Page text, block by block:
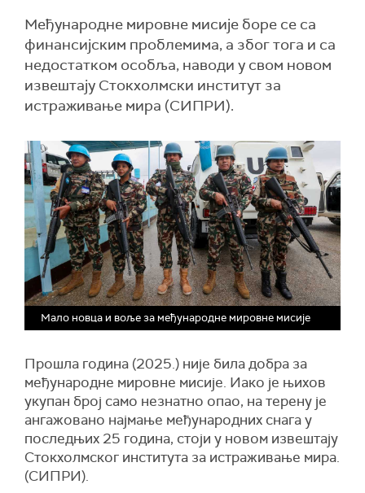
Међународне мировне мисије боре се са
финансијским проблемима, а због тога и са
недостатком особља, наводи у свом новом
извештају Стокхолмски институт за
истраживање мира (СИПРИ).
Мало новца и воље за међународне мировне мисије
Прошла година (2025.) није била добра за
међународне мировне мисије. Иако је њихов
укупан број само незнатно опао, на терену је
ангажовано најмање међународних снага у
последњих 25 година, стоји у новом извештају
Стокхолмског института за истраживање мира.
(СИПРИ).